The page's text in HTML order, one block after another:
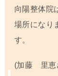
向陽整体院
場所になり
す。
(加藤 里恵